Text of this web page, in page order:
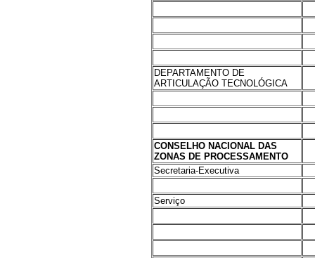
DEPARTAMENTO DE
ARTICULAÇÃO TECNOLÓGICA
CONSELHO NACIONAL DAS
ZONAS DE PROCESSAMENTO
Secretaria-Executiva
Serviço